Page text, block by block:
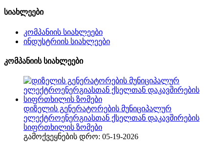
სიახლეები
კომპანიის სიახლეები
ინდუსტრიის სიახლეები
კომპანიის სიახლეები
დიზელის გენერატორების მუნიციპალურ
ელექტროენერგიასთან ქსელთან დაკავშირების
სიფრთხილის ზომები
გამოქვეყნების დრო: 05-19-2026